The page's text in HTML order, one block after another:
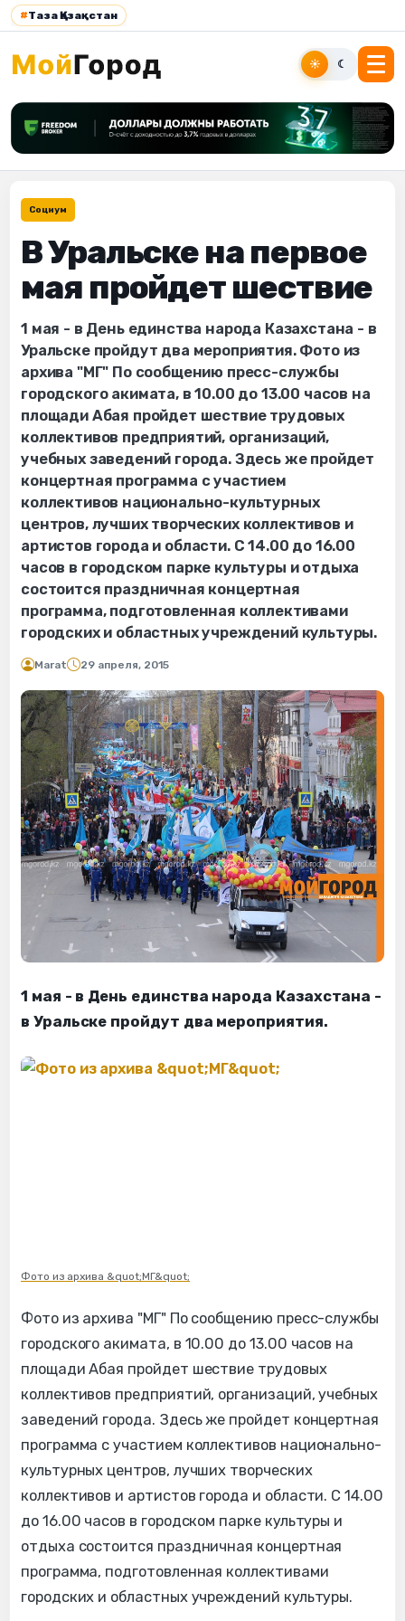
#Таза Қазақстан
☀ ☾
Социум
В Уральске на первое
мая пройдет шествие
1 мая - в День единства народа Казахстана - в
Уральске пройдут два мероприятия. Фото из
архива "МГ" По сообщению пресс-службы
городского акимата, в 10.00 до 13.00 часов на
площади Абая пройдет шествие трудовых
коллективов предприятий, организаций,
учебных заведений города. Здесь же пройдет
концертная программа с участием
коллективов национально-культурных
центров, лучших творческих коллективов и
артистов города и области. С 14.00 до 16.00
часов в городском парке культуры и отдыха
состоится праздничная концертная
программа, подготовленная коллективами
городских и областных учреждений культуры.
Marat 29 апреля, 2015
1 мая - в День единства народа Казахстана -
в Уральске пройдут два мероприятия.
Фото из архива &quot;МГ&quot;
Фото из архива "МГ" По сообщению пресс-службы
городского акимата, в 10.00 до 13.00 часов на
площади Абая пройдет шествие трудовых
коллективов предприятий, организаций, учебных
заведений города. Здесь же пройдет концертная
программа с участием коллективов национально-
культурных центров, лучших творческих
коллективов и артистов города и области. С 14.00
до 16.00 часов в городском парке культуры и
отдыха состоится праздничная концертная
программа, подготовленная коллективами
городских и областных учреждений культуры.